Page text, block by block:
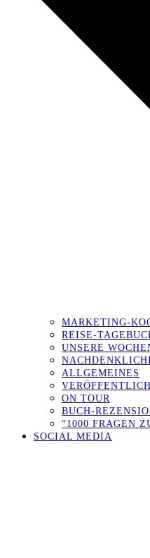
MARKETING-
REISE-
UNSERE
ALLGEMEINES
ON TOUR
BUCH-
“1000 FRAGEN
SOCIAL MEDIA